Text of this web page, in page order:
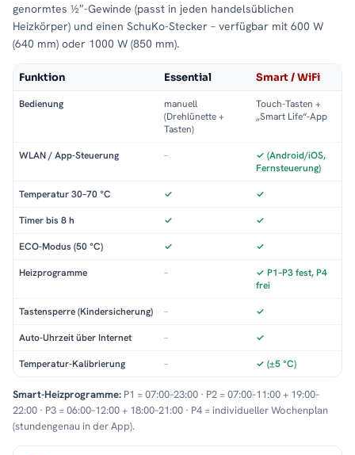
genormtes ½″-Gewinde (passt in jeden handelsüblichen
Heizkörper) und einen SchuKo-Stecker – verfügbar mit 600 W
(640 mm) oder 1000 W (850 mm).
Funktion Essential Smart / WiFi
Bedienung
manuell
(Drehlünette +
Tasten)
Touch-Tasten +
„Smart Life“-App
WLAN / App-Steuerung –
✓ (Android/iOS,
Fernsteuerung)
Temperatur 30–70 °C ✓ ✓
Timer bis 8 h ✓ ✓
ECO-Modus (50 °C) ✓ ✓
Heizprogramme –
✓ P1–P3 fest, P4
frei
Tastensperre (Kindersicherung) – ✓
Auto-Uhrzeit über Internet – ✓
Temperatur-Kalibrierung – ✓ (±5 °C)
Smart-Heizprogramme: P1 = 07:00–23:00 · P2 = 07:00–11:00 + 19:00–
22:00 · P3 = 06:00–12:00 + 18:00–21:00 · P4 = individueller Wochenplan
(stundengenau in der App).